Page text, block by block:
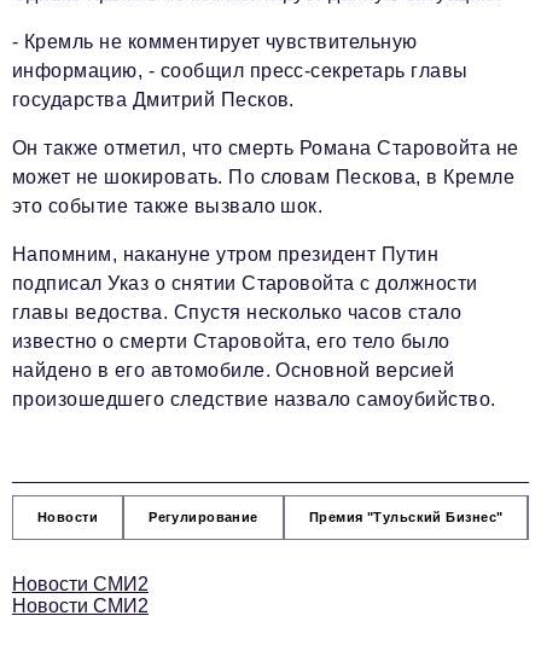
- Кремль не комментирует чувствительную
информацию, - сообщил пресс-секретарь главы
государства Дмитрий Песков.
Он также отметил, что смерть Романа Старовойта не
может не шокировать. По словам Пескова, в Кремле
это событие также вызвало шок.
Напомним, накануне утром президент Путин
подписал Указ о снятии Старовойта с должности
главы ведоства. Спустя несколько часов стало
известно о смерти Старовойта, его тело было
найдено в его автомобиле. Основной версией
произошедшего следствие назвало самоубийство.
Новости Регулирование Премия "Тульский Бизнес"
Новости СМИ2
Новости СМИ2